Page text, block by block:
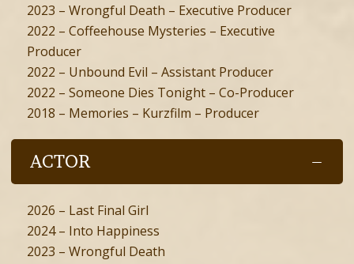
2023 – Wrongful Death – Executive Producer
2022 – Coffeehouse Mysteries – Executive
Producer
2022 – Unbound Evil – Assistant Producer
2022 – Someone Dies Tonight – Co-Producer
2018 – Memories – Kurzfilm – Producer
ACTOR
2026 – Last Final Girl
2024 – Into Happiness
2023 – Wrongful Death